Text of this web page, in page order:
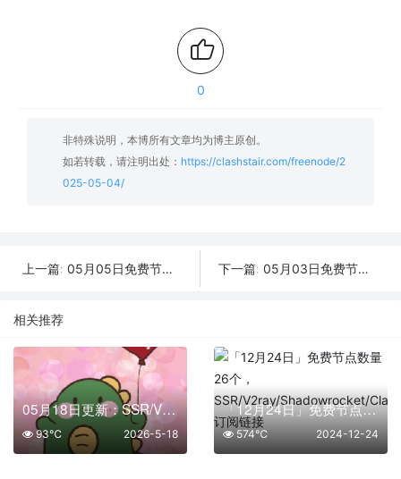
0
非特殊说明，本博所有文章均为博主原创。
如若转载，请注明出处： https://clashstair.com/freenode/2
025-05-04/
上一篇: 05月05日免费节点数量36个,地区有台湾|德国|越南|新加坡|俄罗斯,2025年SSR|V2ray|Shadowrocket|Clash订阅链接 下一篇: 05月03日免费节点数量21个,地区有香港|美国|俄罗斯|土耳其|比利时,2025年SSR|V2ray|Shadowrocket|Clash订阅链接
相关推荐
05月18日更新：SSR/V2Ray/Clash可用节点38条分享
2026-5-18
93℃
「12月24日」免费节点数量26个，SSR/V2ray/Shadowrocket/Clash订阅链接
2024-12-24
574℃